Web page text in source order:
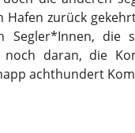
Hafen zurück
die
daran, die
achthundert